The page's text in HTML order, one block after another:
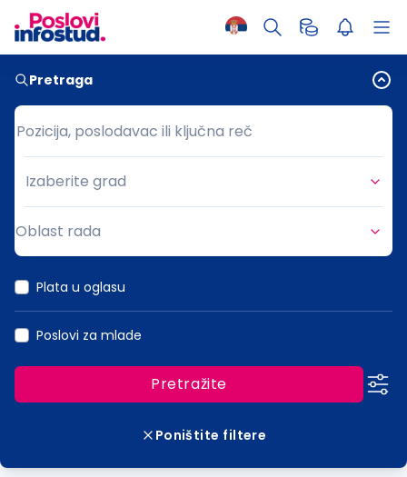
Pretraga
Pozicija, poslodavac ili ključna reč
Pozicija, poslodavac ili ključna reč
Grad
Izaberite grad
Oblast rada
Plata u oglasu
Poslovi za mlade
Pretražite
Poništite filtere